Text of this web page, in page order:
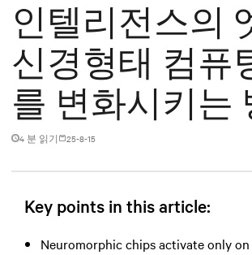
인텔리전스의
신경형태 컴퓨
를 변화시키는
4 분 읽기 25-8-15
Key points in this article:
Neuromorphic chips activate only